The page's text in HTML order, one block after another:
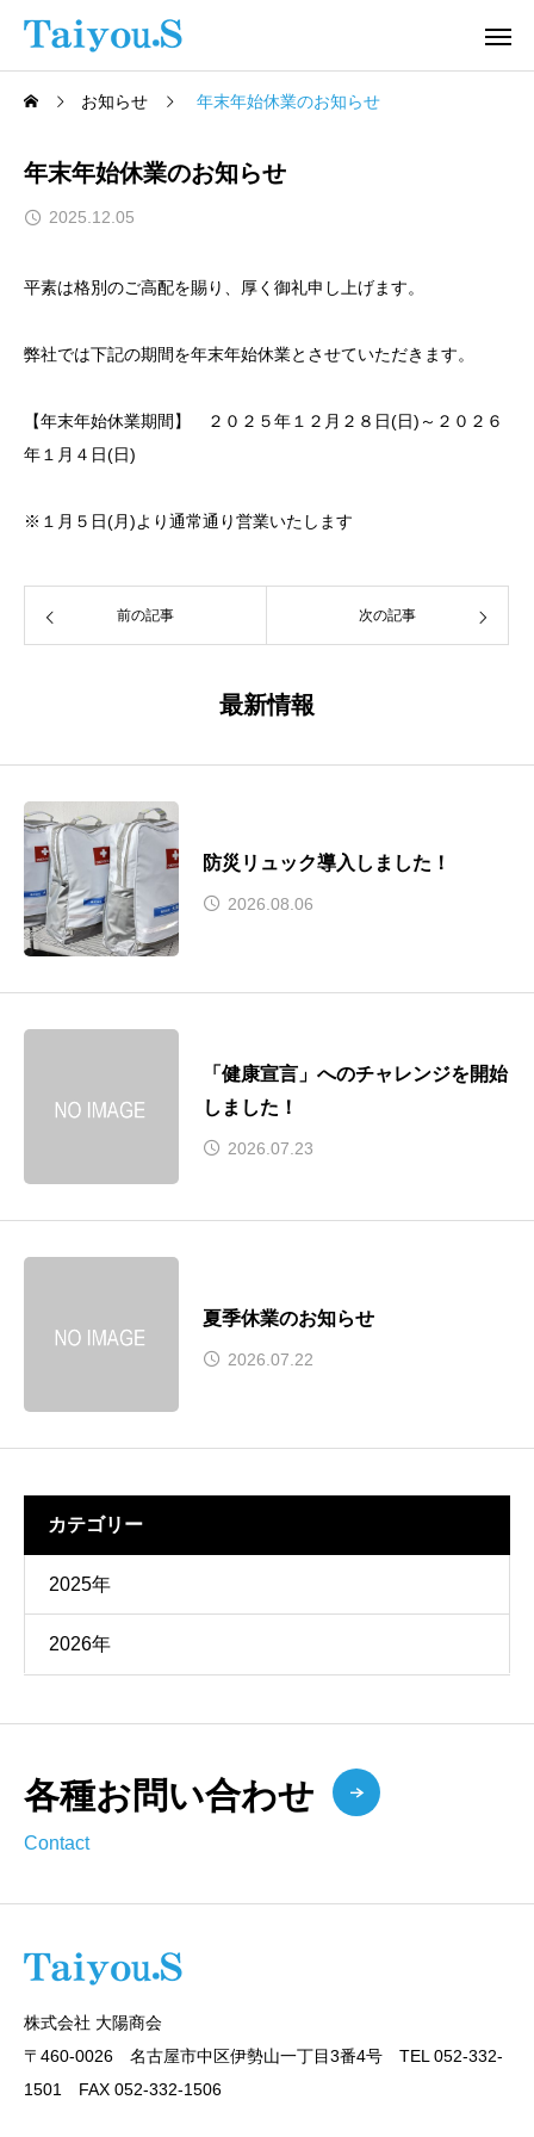
お知らせ 年末年始休業のお知らせ
年末年始休業のお知らせ
2025.12.05
平素は格別のご高配を賜り、厚く御礼申し上げます。
弊社では下記の期間を年末年始休業とさせていただきます。
【年末年始休業期間】 ２０２５年１２月２８日(日)～２０２６
年１月４日(日)
※１月５日(月)より通常通り営業いたします
前の記事 次の記事
最新情報
防災リュック導入しました！
2026.08.06
「健康宣言」へのチャレンジを開始
しました！
2026.07.23
夏季休業のお知らせ
2026.07.22
カテゴリー
2025年
2026年
各種お問い合わせ
Contact
株式会社 大陽商会
〒460-0026 名古屋市中区伊勢山一丁目3番4号 TEL 052-332-
1501 FAX 052-332-1506